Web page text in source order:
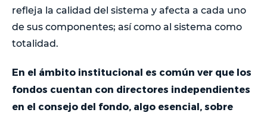
refleja la calidad del sistema y afecta a cada uno
de sus componentes; así como al sistema como
totalidad.
En el ámbito institucional es común ver que los
fondos cuentan con directores independientes
en el consejo del fondo, algo esencial, sobre